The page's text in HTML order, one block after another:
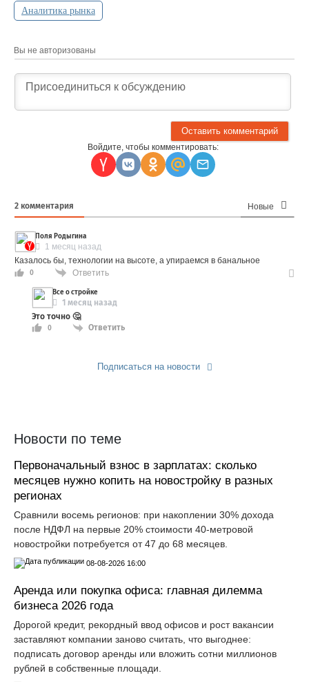
Аналитика рынка
Вы не авторизованы
Войдите, чтобы комментировать:
2 комментария Новые
Поля Родыгина
1 месяц назад
Казалось бы, технологии на высоте, а упираемся в банальное
0 Ответить
Все о стройке
1 месяц назад
Это точно 🤔
0 Ответить
Подписаться на новости
Новости по теме
Первоначальный взнос в зарплатах: сколько
месяцев нужно копить на новостройку в разных
регионах
Сравнили восемь регионов: при накоплении 30% дохода
после НДФЛ на первые 20% стоимости 40-метровой
новостройки потребуется от 47 до 68 месяцев.
08-08-2026 16:00
Аренда или покупка офиса: главная дилемма
бизнеса 2026 года
Дорогой кредит, рекордный ввод офисов и рост вакансии
заставляют компании заново считать, что выгоднее:
подписать договор аренды или вложить сотни миллионов
рублей в собственные площади.